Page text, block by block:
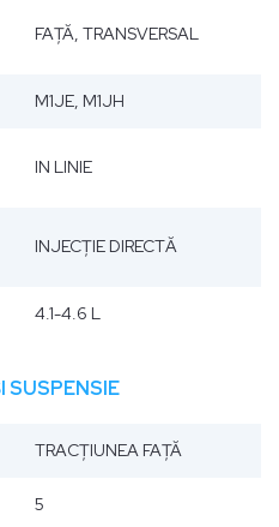
FAŢĂ, TRANSVERSAL
M1JE, M1JH
IN LINIE
INJECŢIE DIRECTĂ
4.1-4.6 L
SUSPENSIE
TRACŢIUNEA FAŢĂ
5